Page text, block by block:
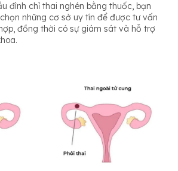
đình chỉ thai nghén bằng thuốc, bạn
những cơ sở uy tín để được tư vấn
đồng thời có sự giám sát và hỗ trợ